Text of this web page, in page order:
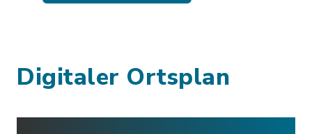
Digitaler Ortsplan